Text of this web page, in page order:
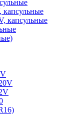
капсульные
капсульные